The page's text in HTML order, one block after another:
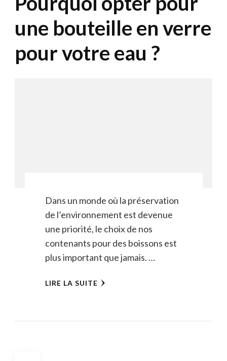
une bouteille en verre
pour votre eau ?
Dans un monde où la préservation
de l’environnement est devenue
une priorité, le choix de nos
contenants pour des boissons est
plus important que jamais. …
LIRE LA SUITE